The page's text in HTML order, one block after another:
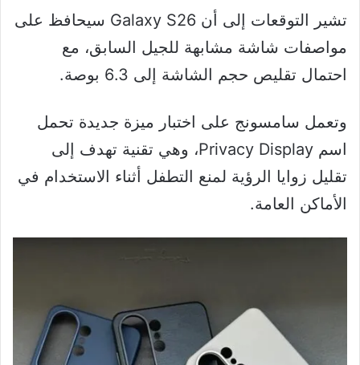
تشير التوقعات إلى أن Galaxy S26 سيحافظ على
مواصفات شاشة مشابهة للجيل السابق، مع
احتمال تقليص حجم الشاشة إلى 6.3 بوصة.
وتعمل سامسونج على اختبار ميزة جديدة تحمل
اسم Privacy Display، وهي تقنية تهدف إلى
تقليل زوايا الرؤية لمنع التطفل أثناء الاستخدام في
الأماكن العامة.